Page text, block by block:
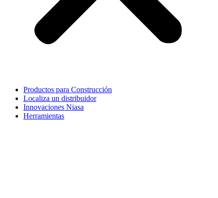
Productos para Construcción
Localiza un distribuidor
Innovaciones Niasa
Herramientas